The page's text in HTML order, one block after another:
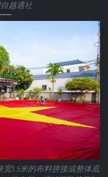
越通社
1.5米的布料拼接成整体底